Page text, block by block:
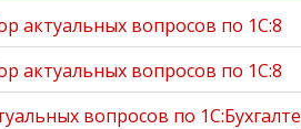
актуальных вопросов по 1С:8
актуальных вопросов по 1С:8
вопросов по